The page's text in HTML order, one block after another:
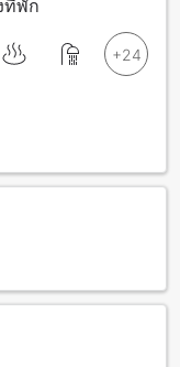
ที่พัก